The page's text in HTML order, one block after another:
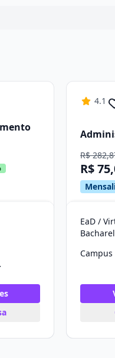
SP
4.1
R$
R$
EaD /